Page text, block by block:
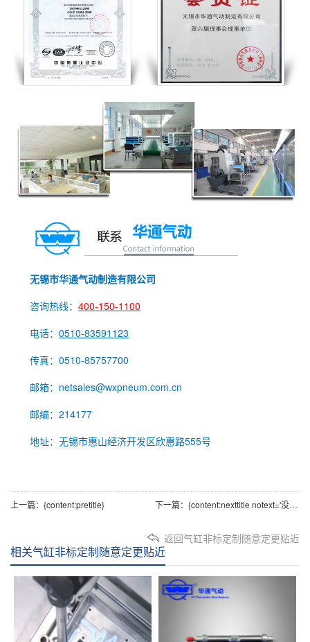
无锡市华通气动制造有限公司
咨询热线： 400-150-1100
电话： 0510-83591123
传真：0510-85757700
邮箱：netsales@wxpneum.com.cn
邮编：214177
地址：无锡市惠山经济开发区欣惠路555号
上一篇： {content:pretitle} 下一篇： {content:nexttitle notext='没有更多内容了'}
返回气缸非标定制随意定更贴近
相关气缸非标定制随意定更贴近